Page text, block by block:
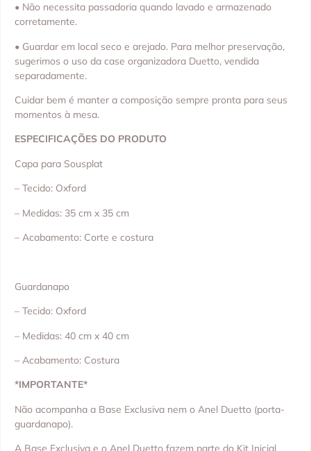
• Não necessita passadoria quando lavado e armazenado
corretamente.
• Guardar em local seco e arejado. Para melhor preservação,
sugerimos o uso da case organizadora Duetto, vendida
separadamente.
Cuidar bem é manter a composição sempre pronta para seus
momentos à mesa.
ESPECIFICAÇÕES DO PRODUTO
Capa para Sousplat
– Tecido: Oxford
– Medidas: 35 cm x 35 cm
– Acabamento: Corte e costura
Guardanapo
– Tecido: Oxford
– Medidas: 40 cm x 40 cm
– Acabamento: Costura
*IMPORTANTE*
Não acompanha a Base Exclusiva nem o Anel Duetto (porta-
guardanapo).
A Base Exclusiva e o Anel Duetto fazem parte do Kit Inicial